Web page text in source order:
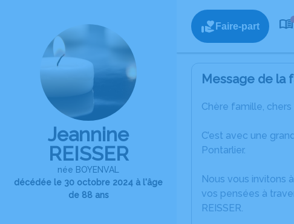
Jeannine
REISSER
née BOYENVAL
décédée le 30 octobre 2024 à l'âge
de 88 ans
Faire-part
Message de la
Chère famille, chers
C’est avec une
Pontarlier.
Nous vous invitons
vos pensées à
REISSER.